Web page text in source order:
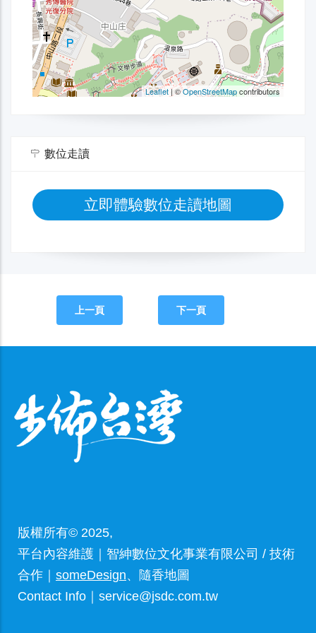
數位走讀
立即體驗數位走讀地圖
上一頁 下一頁
版權所有© 2025,
平台內容維護｜智紳數位文化事業有限公司 / 技術
合作｜ someDesign、隨香地圖
Contact Info｜service@jsdc.com.tw